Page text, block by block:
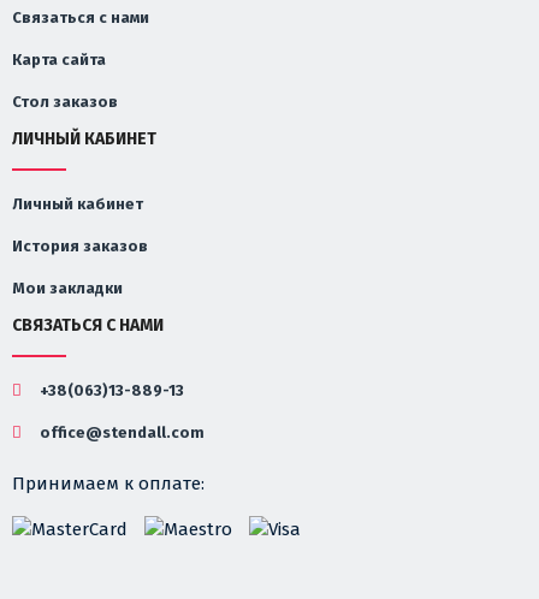
Связаться с нами
Карта сайта
Стол заказов
ЛИЧНЫЙ КАБИНЕТ
Личный кабинет
История заказов
Мои закладки
СВЯЗАТЬСЯ С НАМИ
+38(063)13-889-13
office@stendall.com
Принимаем к оплате: